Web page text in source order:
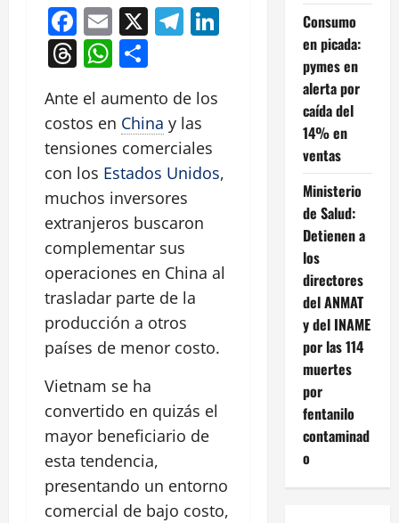
Facebook
Email
X Telegram
LinkedIn
Threads
WhatsApp
Ante el aumento de los
costos en China y las
tensiones comerciales
con los Estados Unidos,
muchos inversores
extranjeros buscaron
complementar sus
operaciones en China al
trasladar parte de la
producción a otros
países de menor costo.
Vietnam se ha
convertido en quizás el
mayor beneficiario de
esta tendencia,
presentando un entorno
comercial de bajo costo,
Consumo
en picada:
pymes en
alerta por
caída del
14% en
ventas
Ministerio
de Salud:
Detienen a
los
directores
del ANMAT
y del INAME
por las 114
muertes
por
fentanilo
contaminad
o